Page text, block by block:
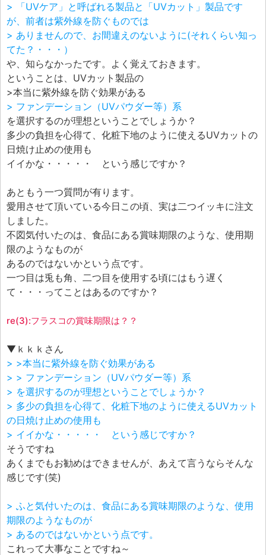
> 「UVケア」と呼ばれる製品と「UVカット」製品です
が、前者は紫外線を防ぐものでは
> ありませんので、お間違えのないように(それくらい知っ
てた？・・・）
や、知らなかったです。よく覚えておきます。
ということは、UVカット製品の
>本当に紫外線を防ぐ効果がある
> ファンデーション（UVパウダー等）系
を選択するのが理想ということでしょうか？
多少の負担を心得て、化粧下地のように使えるUVカットの
日焼け止めの使用も
イイかな・・・・・ という感じですか？
あともう一つ質問が有ります。
愛用させて頂いている今日この頃、実は二つイッキに注文
しました。
不図気付いたのは、食品にある賞味期限のような、使用期
限のようなものが
あるのではないかという点です。
一つ目は兎も角、二つ目を使用する頃にはもう遅く
て・・・ってことはあるのですか？
re(3):フラスコの賞味期限は？？
▼ｋｋｋさん
> >本当に紫外線を防ぐ効果がある
> > ファンデーション（UVパウダー等）系
> を選択するのが理想ということでしょうか？
> 多少の負担を心得て、化粧下地のように使えるUVカット
の日焼け止めの使用も
> イイかな・・・・・ という感じですか？
そうですね
あくまでもお勧めはできませんが、あえて言うならそんな
感じです(笑)
> ふと気付いたのは、食品にある賞味期限のような、使用
期限のようなものが
> あるのではないかという点です。
これって大事なことですね～